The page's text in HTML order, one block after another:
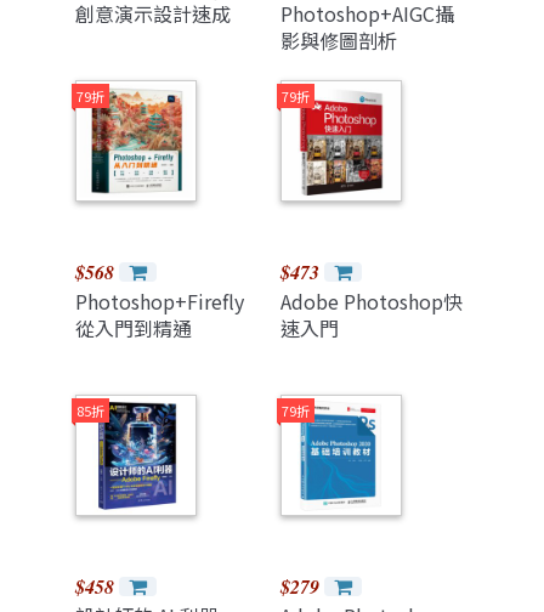
創意演示設計速成
Photoshop+AIGC攝
影與修圖剖析
79折
$568
Photoshop+Firefly
從入門到精通
79折
$473
Adobe Photoshop快
速入門
85折
$458
79折
$279